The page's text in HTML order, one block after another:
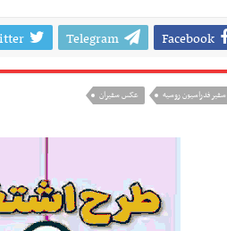
Facebook
Telegram
سفیر فدراسیون روسیه عکس سفیران